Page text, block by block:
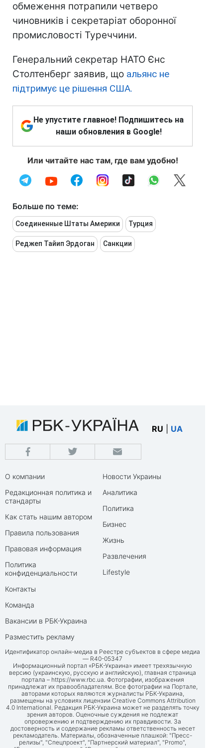
обмеження потрапили четверо
чиновників і секретаріат оборонної
промисловості Туреччини.
Генеральний секретар НАТО Єнс
Столтенберг заявив, що альянс не
підтримує це рішення США.
Не упустите главное! Подпишитесь на
наши обновления в Google!
Или читайте нас там, где вам удобно!
Больше по теме:
Соединенные Штаты Америки Турция
Реджеп Тайип Эрдоган Санкции
RU UA
О компании
Редакционная политика и
стандарты
Как стать нашим автором
Правила пользования
Правовая информация
Политика
конфиденциальности
Контакты
Команда
Вакансии в РБК-Украина
Разместить рекламу
Новости Украины
Аналитика
Политика
Бизнес
Жизнь
Развлечения
Lifestyle
Идентификатор онлайн-медиа в Реестре субъектов в сфере медиа
— R40-05347
Информационный портал «РБК-Украина» имеет трехязычную
версию (украинскую, русскую и английскую), главная страница
портала – https://www.rbc.ua. Фотографии, изображения
принадлежат их правообладателям. Все фотографии на Портале,
авторами которых являются журналисты РБК-Украина,
размещены на условиях лицензии Creative Commons Attribution
4.0 International. Редакция РБК-Украина может не разделять точку
зрения авторов. Оценочные суждения не подлежат
опровержению и подтверждению их правдивости. За
достоверность и содержание рекламы ответственность несет
рекламодатель. Материалы, обозначенные плашкой: "Пресс-
релизы", "Спецпроект", "Партнерский материал", "Promo",